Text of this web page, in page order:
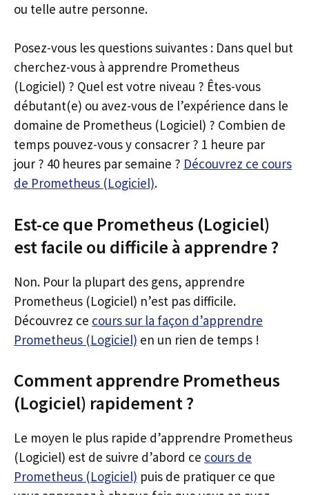
ou telle autre personne.
Posez-vous les questions suivantes : Dans quel but
cherchez-vous à apprendre Prometheus
(Logiciel) ? Quel est votre niveau ? Êtes-vous
débutant(e) ou avez-vous de l’expérience dans le
domaine de Prometheus (Logiciel) ? Combien de
temps pouvez-vous y consacrer ? 1 heure par
jour ? 40 heures par semaine ? Découvrez ce cours
de Prometheus (Logiciel).
Est-ce que Prometheus (Logiciel)
est facile ou difficile à apprendre ?
Non. Pour la plupart des gens, apprendre
Prometheus (Logiciel) n’est pas difficile.
Découvrez ce cours sur la façon d’apprendre
Prometheus (Logiciel) en un rien de temps !
Comment apprendre Prometheus
(Logiciel) rapidement ?
Le moyen le plus rapide d’apprendre Prometheus
(Logiciel) est de suivre d’abord ce cours de
Prometheus (Logiciel) puis de pratiquer ce que